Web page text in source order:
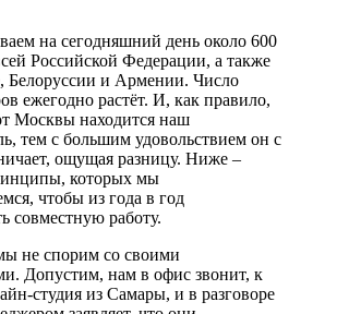
на сегодняшний день около 600
Российской Федерации, а также
Белоруссии и Армении. Число
ежегодно растёт. И, как правило,
Москвы находится наш
тем с большим удовольствием он с
ощущая разницу. Ниже –
которых мы
чтобы из года в год
совместную работу.
не спорим со своими
Допустим, нам в офис звонит, к
студия из Самары, и в разговоре